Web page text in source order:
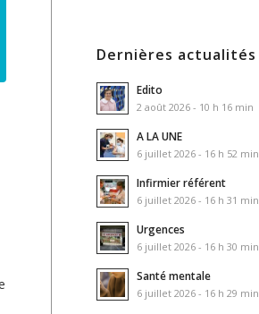
Dernières actualités
Edito
2 août 2026 - 10 h 16 min
A LA UNE
6 juillet 2026 - 16 h 52 min
Infirmier référent
6 juillet 2026 - 16 h 31 min
Urgences
6 juillet 2026 - 16 h 30 min
Santé mentale
6 juillet 2026 - 16 h 29 min